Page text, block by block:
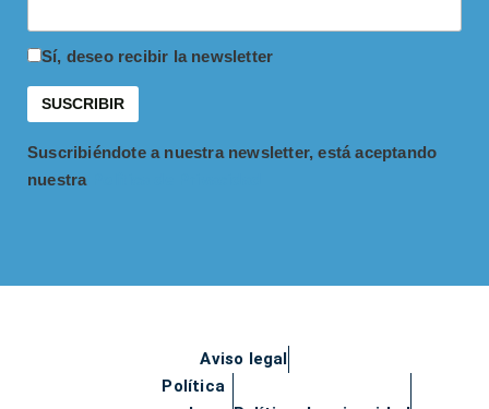
Sí, deseo recibir la newsletter
Suscribiéndote a nuestra newsletter, está aceptando
nuestra
Aviso legal
Política